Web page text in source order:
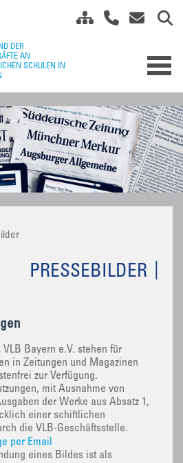
PRESSEBILDER
Bayern e.V. stehen für
in Zeitungen und Magazinen
zur Verfügung.
mit Ausnahme von
der Werke aus Absatz 1,
einer schiftlichen
die VLB-Geschäftsstelle.
per Email
eines Bildes ist als